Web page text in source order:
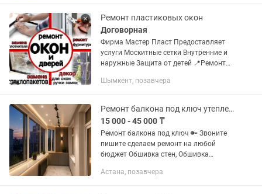
выходных У...
Ремонт пластиковых окон
Договорная
Фирма Мастер Пласт Предоставляет
услуги Москитные сетки Внутренние и
наружные Защита от детей 📍Ремонт
Замена стеклопакетов 📍Установка и
Шымкент, позавчера
Ремонт балкона под ключ утепления обшивка гарантия
15 000 - 45 000 ₸
Ремонт балкона под ключ 🔑 Звоните
пишите сделаем ремонт на любой
бюджет Обшивка стен, Обшивка
пол электрический, Теплый пол от
Астана, позавчера